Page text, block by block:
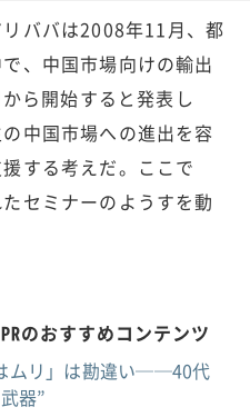
ババは2008年11月、都
、中国市場向けの輸出
ら開始すると発表し
中国市場への進出を容
する考えだ。ここで
セミナーのようすを動
のおすすめコンテンツ
ムリ」は勘違い──40代
器”